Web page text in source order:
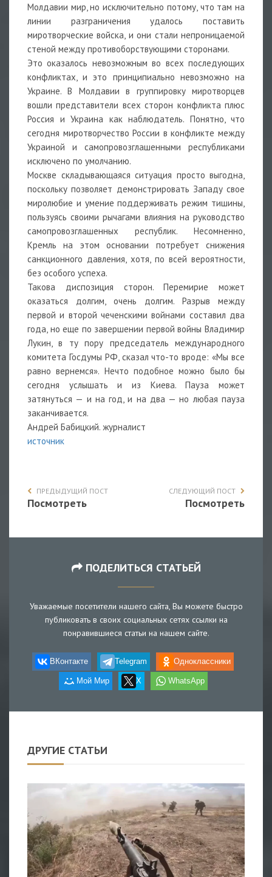
Молдавии мир, но исключительно потому, что там на
линии разграничения удалось поставить
миротворческие войска, и они стали непроницаемой
стеной между противоборствующими сторонами.
Это оказалось невозможным во всех последующих
конфликтах, и это принципиально невозможно на
Украине. В Молдавии в группировку миротворцев
вошли представители всех сторон конфликта плюс
Россия и Украина как наблюдатель. Понятно, что
сегодня миротворчество России в конфликте между
Украиной и самопровозглашенными республиками
исключено по умолчанию.
Москве складывающаяся ситуация просто выгодна,
поскольку позволяет демонстрировать Западу свое
миролюбие и умение поддерживать режим тишины,
пользуясь своими рычагами влияния на руководство
самопровозглашенных республик. Несомненно,
Кремль на этом основании потребует снижения
санкционного давления, хотя, по всей вероятности,
без особого успеха.
Такова диспозиция сторон. Перемирие может
оказаться долгим, очень долгим. Разрыв между
первой и второй чеченскими войнами составил два
года, но еще по завершении первой войны Владимир
Лукин, в ту пору председатель международного
комитета Госдумы РФ, сказал что-то вроде: «Мы все
равно вернемся». Нечто подобное можно было бы
сегодня услышать и из Киева. Пауза может
затянуться — и на год, и на два — но любая пауза
заканчивается.
Андрей Бабицкий. журналист
источник
ПРЕДЫДУЩИЙ ПОСТ
Посмотреть
СЛЕДУЮЩИЙ ПОСТ
Посмотреть
ПОДЕЛИТЬСЯ СТАТЬЕЙ
Уважаемые посетители нашего сайта, Вы можете быстро
публиковать в своих социальных сетях ссылки на
понравившиеся статьи на нашем сайте.
ВКонтакте Telegram Одноклассники
Мой Мир X WhatsApp
ДРУГИЕ СТАТЬИ